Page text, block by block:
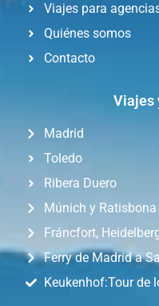
Viajes para
Quiénes somos
Contacto
Viajes
Madrid
Toledo
Ribera Duero
Múnich y Ratisbona
Fráncfort,
Ferry de Madrid a
Keukenhof:Tour de